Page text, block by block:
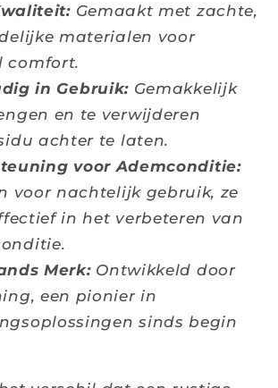
Gemaakt met zachte,
materialen voor
comfort.
in Gebruik: Gemakkelijk
en te verwijderen
achter te laten.
voor Ademconditie:
voor nachtelijk gebruik, ze
in het verbeteren van
Merk:Ontwikkeld door
een pionier in
sinds begin